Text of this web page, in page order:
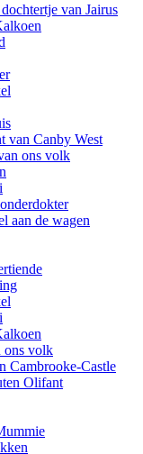
van Jairus
van Canby West
ons volk
aan de wagen
ons volk
Cambrooke-Castle
Olifant